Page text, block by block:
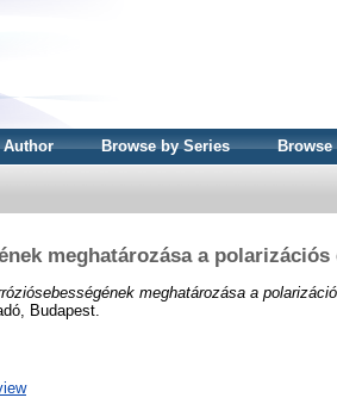
Author Browse by Series
meghatározása a
meghatározása a
Budapest.